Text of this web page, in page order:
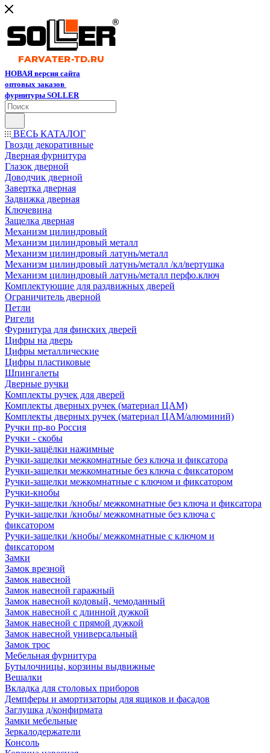
НОВАЯ версия сайта
оптовых заказов
фурнитуры SOLLER
ВЕСЬ КАТАЛОГ
Гвозди декоративные
Дверная фурнитура
Глазок дверной
Доводчик дверной
Завертка дверная
Задвижка дверная
Ключевина
Защелка дверная
Механизм цилиндровый
Механизм цилиндровый металл
Механизм цилиндровый латунь/металл
Механизм цилиндровый латунь/металл /кл/вертушка
Механизм цилиндровый латунь/металл перфо.ключ
Комплектующие для раздвижных дверей
Ограничитель дверной
Петли
Ригели
Фурнитура для финских дверей
Цифры на дверь
Цифры металлические
Цифры пластиковые
Шпингалеты
Дверные ручки
Комплекты ручек для дверей
Комплекты дверных ручек (материал ЦАМ)
Комплекты дверных ручек (материал ЦАМ/алюминий)
Ручки пр-во Россия
Ручки - скобы
Ручки-защёлки нажимные
Ручки-защелки межкомнатные без ключа и фиксатора
Ручки-защелки межкомнатные без ключа с фиксатором
Ручки-защелки межкомнатные с ключом и фиксатором
Ручки-кнобы
Ручки-защелки /кнобы/ межкомнатные без ключа и фиксатора
Ручки-защелки /кнобы/ межкомнатные без ключа с
фиксатором
Ручки-защелки /кнобы/ межкомнатные с ключом и
фиксатором
Замки
Замок врезной
Замок навесной
Замок навесной гаражный
Замок навесной кодовый, чемоданный
Замок навесной с длинной дужкой
Замок навесной с прямой дужкой
Замок навесной универсальный
Замок трос
Мебельная фурнитура
Бутылочницы, корзины выдвижные
Вешалки
Вкладка для столовых приборов
Демпферы и амортизаторы для ящиков и фасадов
Заглушка д/конфирмата
Замки мебельные
Зеркалодержатели
Консоль